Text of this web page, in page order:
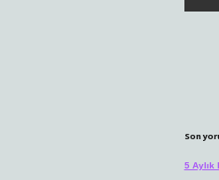
Son
5 Aylık